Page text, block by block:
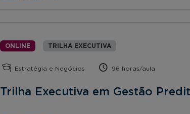
ONLINE TRILHA EXECUTIVA
Estratégia e Negócios 96 horas/aula
Trilha Executiva em Gestão